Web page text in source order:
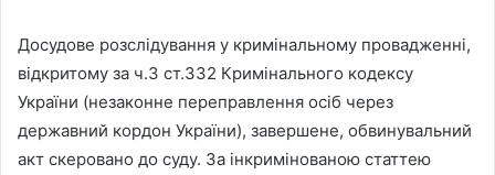
Досудове розслідування у кримінальному провадженні,
відкритому за ч.3 ст.332 Кримінального кодексу
України (незаконне переправлення осіб через
державний кордон України), завершене, обвинувальний
акт скеровано до суду. За інкримінованою статтею